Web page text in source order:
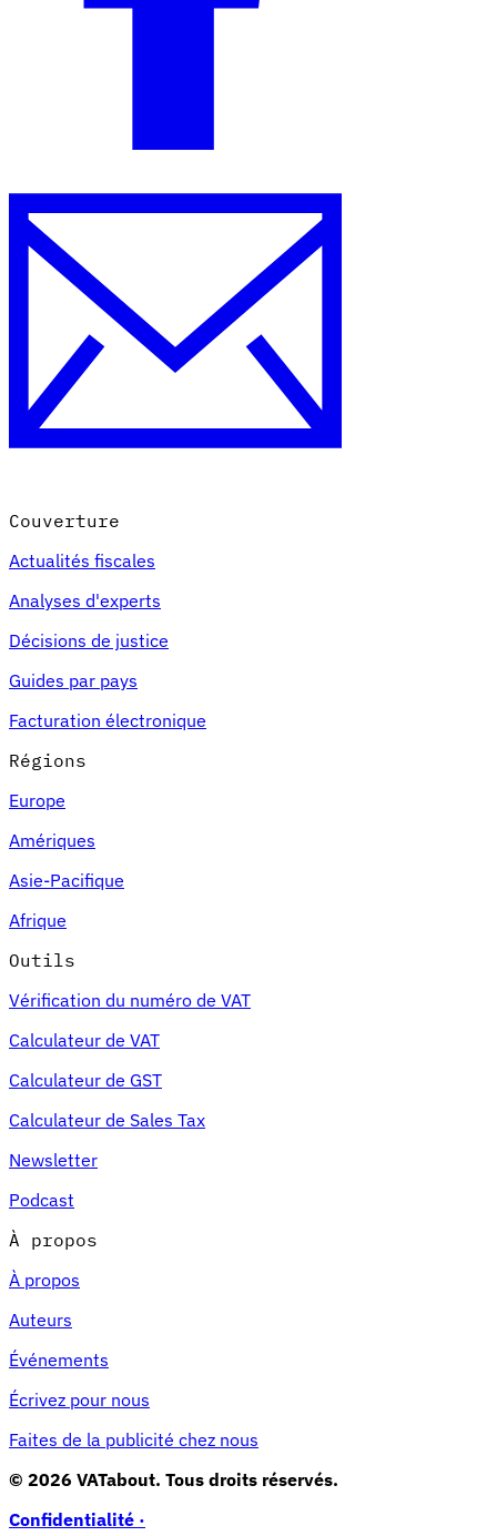
Couverture
Actualités fiscales
Analyses d'experts
Décisions de justice
Guides par pays
Facturation électronique
Régions
Europe
Amériques
Asie-Pacifique
Afrique
Outils
Vérification du numéro de VAT
Calculateur de VAT
Calculateur de GST
Calculateur de Sales Tax
Newsletter
Podcast
À propos
À propos
Auteurs
Événements
Écrivez pour nous
Faites de la publicité chez nous
© 2026 VATabout. Tous droits réservés.
Confidentialité ·